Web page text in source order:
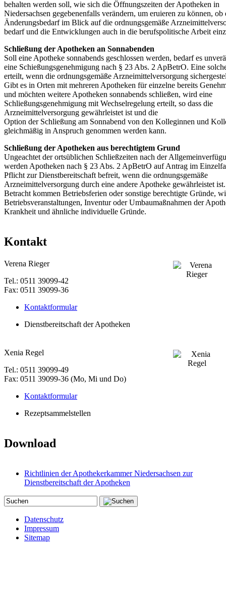
behalten werden soll, wie sich die Öffnungszeiten der Apotheken in
Niedersachsen gegebenenfalls verändern, um eruieren zu können, ob
Änderungsbedarf im Blick auf die ordnungsgemäße
bedarf und die Entwicklungen auch in die berufspolitische Arbeit
Schließung der Apotheken an Sonnabenden
Soll eine Apotheke sonnabends geschlossen werden, bedarf es
eine Schießungsgenehmigung nach § 23 Abs. 2 ApBetrO. Eine
erteilt, wenn die ordnungsgemäße Arzneimittelversorgung
Gibt es in Orten mit mehreren Apotheken für einzelne bereits
und möchten weitere Apotheken sonnabends schließen, wird eine
Schließungsgenehmigung mit Wechselregelung erteilt, so dass die
Arzneimittelversorgung gewährleistet ist und die
Option der Schließung am Sonnabend von den Kolleginnen und
gleichmäßig in Anspruch genommen werden kann.
Schließung der Apotheken aus berechtigtem Grund
Ungeachtet der ortsüblichen Schließzeiten nach der
werden Apotheken nach § 23 Abs. 2 ApBetrO auf Antrag im
Pflicht zur Dienstbereitschaft befreit, wenn die ordnungsgemäße
Arzneimittelversorgung durch eine andere Apotheke gewährleistet
Betracht kommen Betriebsferien oder sonstige berechtigte Gründe,
Betriebsveranstaltungen, Inventur oder Umbaumaßnahmen der
Krankheit und ähnliche individuelle Gründe.
Kontakt
Verena Rieger
Tel.: 0511 39099-42
Fax: 0511 39099-36
Kontaktformular
Dienstbereitschaft der Apotheken
Xenia Regel
Tel.: 0511 39099-49
Fax: 0511 39099-36 (Mo, Mi und Do)
Kontaktformular
Rezeptsammelstellen
Download
Richtlinien der Apothekerkammer Niedersachsen zur
Dienstbereitschaft der Apotheken
Datenschutz
Impressum
Sitemap